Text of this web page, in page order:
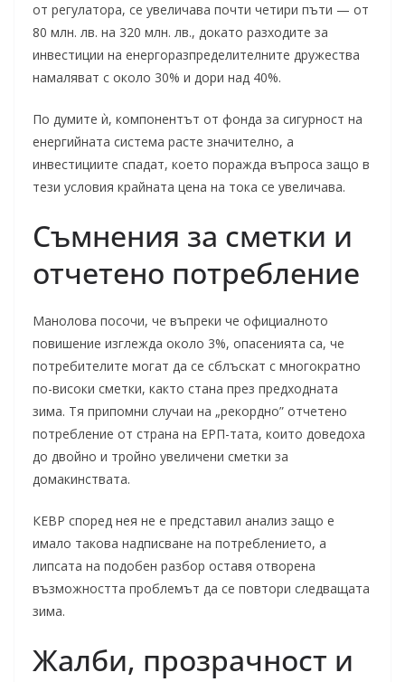
от регулатора, се увеличава почти четири пъти — от
80 млн. лв. на 320 млн. лв., докато разходите за
инвестиции на енергоразпределителните дружества
намаляват с около 30% и дори над 40%.
По думите ѝ, компонентът от фонда за сигурност на
енергийната система расте значително, а
инвестициите спадат, което поражда въпроса защо в
тези условия крайната цена на тока се увеличава.
Съмнения за сметки и
отчетено потребление
Манолова посочи, че въпреки че официалното
повишение изглежда около 3%, опасенията са, че
потребителите могат да се сблъскат с многократно
по-високи сметки, както стана през предходната
зима. Тя припомни случаи на „рекордно” отчетено
потребление от страна на ЕРП-тата, които доведоха
до двойно и тройно увеличени сметки за
домакинствата.
КЕВР според нея не е представил анализ защо е
имало такова надписване на потреблението, а
липсата на подобен разбор оставя отворена
възможността проблемът да се повтори следващата
зима.
Жалби, прозрачност и